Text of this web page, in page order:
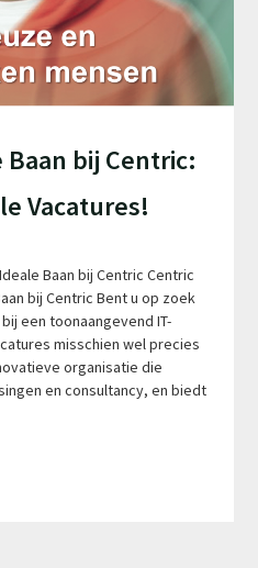
bij Centric:
Vacatures!
Baan bij Centric Centric
bij Centric Bent u op zoek
een toonaangevend IT-
misschien wel precies
organisatie die
en consultancy, en biedt